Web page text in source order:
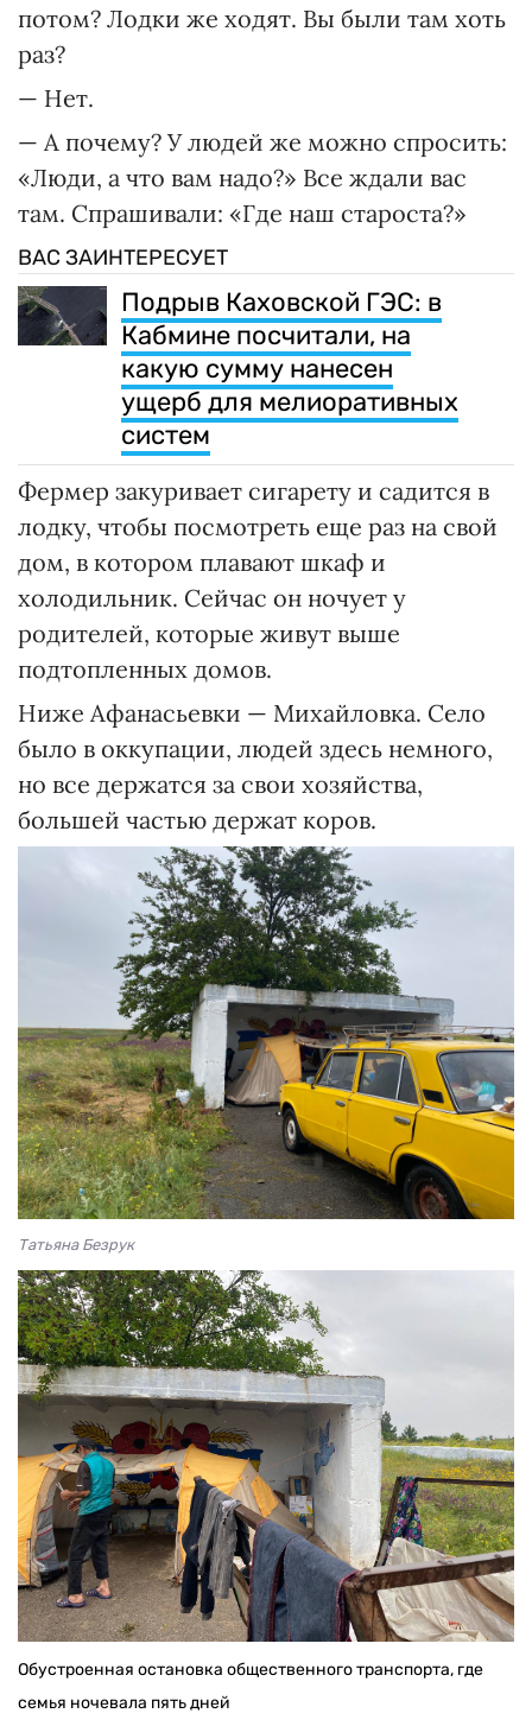
потом? Лодки же ходят. Вы были там хоть
раз?
— Нет.
— А почему? У людей же можно спросить:
«Люди, а что вам надо?» Все ждали вас
там. Спрашивали: «Где наш староста?»
ВАС ЗАИНТЕРЕСУЕТ
Подрыв Каховской ГЭС: в
Кабмине посчитали, на
какую сумму нанесен
ущерб для мелиоративных
систем
Фермер закуривает сигарету и садится в
лодку, чтобы посмотреть еще раз на свой
дом, в котором плавают шкаф и
холодильник. Сейчас он ночует у
родителей, которые живут выше
подтопленных домов.
Ниже Афанасьевки — Михайловка. Село
было в оккупации, людей здесь немного,
но все держатся за свои хозяйства,
большей частью держат коров.
Татьяна Безрук
Обустроенная остановка общественного транспорта, где
семья ночевала пять дней